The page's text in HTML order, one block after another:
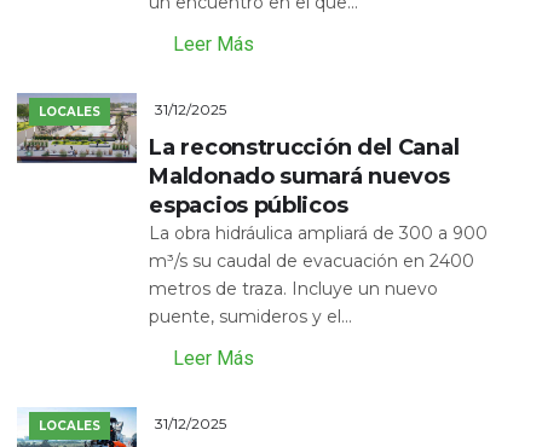
Leer Más
LOCALES 31/12/2025
La reconstrucción del Canal
Maldonado sumará nuevos
espacios públicos
La obra hidráulica ampliará de 300 a 900
m³/s su caudal de evacuación en 2400
metros de traza. Incluye un nuevo
puente, sumideros y el...
Leer Más
LOCALES 31/12/2025